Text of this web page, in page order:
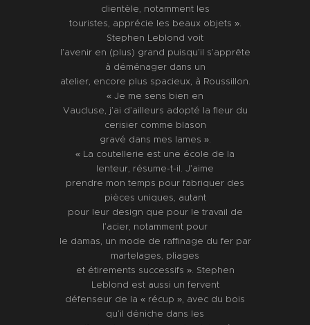
clientèle, notamment les
touristes, apprécie les beaux objets ».
Stephen Leblond voit
l’avenir en (plus) grand puisqu’il s’apprête
à déménager dans un
atelier, encore plus spacieux, à Roussillon.
« Je me sens bien en
Vaucluse, j’ai d’ailleurs adopté la fleur du
cerisier comme blason
gravé dans mes lames ».
« La coutellerie est une école de la
lenteur, résume-t-il. J’aime
prendre mon temps pour fabriquer des
pièces uniques, autant
pour leur design que pour le travail de
l’acier, notamment pour
le damas, un mode de raffinage du fer par
martelages, pliages
et étirements successifs ». Stephen
Leblond est aussi un fervent
défenseur de la « récup », avec du bois
qu’il déniche dans les